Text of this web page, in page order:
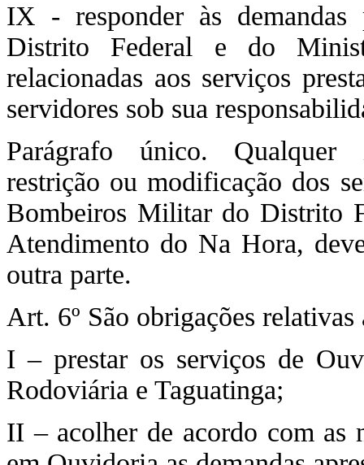
IX - responder às
Distrito Federal e do
relacionadas aos serviços
servidores sob sua
Parágrafo único. Qualquer
restrição ou modificação dos
Bombeiros Militar do Distrito
Atendimento do Na Hora,
outra parte.
Art. 6º São obrigações
I – prestar os serviços de
Rodoviária e Taguatinga;
II – acolher de acordo com as